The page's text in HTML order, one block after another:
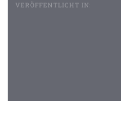
VERÖFFENTLICHT IN: